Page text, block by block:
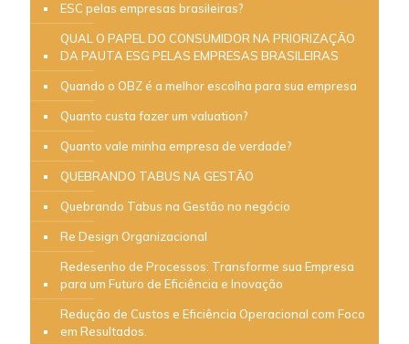
ESC pelas empresas brasileiras?
QUAL O PAPEL DO CONSUMIDOR NA PRIORIZAÇÃO
DA PAUTA ESG PELAS EMPRESAS BRASILEIRAS
Quando o OBZ é a melhor escolha para sua empresa
Quanto custa fazer um valuation?
Quanto vale minha empresa de verdade?
QUEBRANDO TABUS NA GESTÃO
Quebrando Tabus na Gestão no negócio
Re Design Organizacional
Redesenho de Processos: Transforme sua Empresa
para um Futuro de Eficiência e Inovação
Redução de Custos e Eficiência Operacional com Foco
em Resultados.